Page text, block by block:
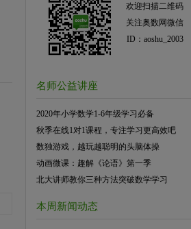
欢迎扫描二维码
关注奥数网微信
ID：aoshu_2003
名师公益讲座
2020年小学数学1-6年级学习必备
秋季在线1对1课程，专注学习更高效吧
数独游戏，越玩越聪明的头脑体操
动画微课：趣解《论语》第一季
北大讲师教你三种方法突破数学学习
本周新闻动态